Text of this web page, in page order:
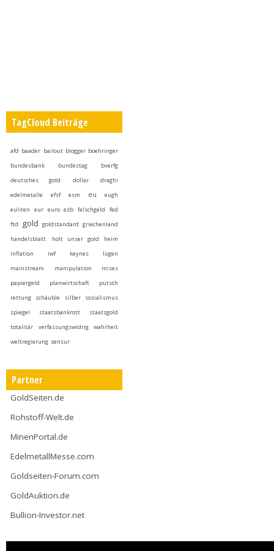
TagCloud Beiträge
afd baader bailout blogger boehringer
bundesbank
bundestag
bverfg
deutsches gold
dollar
draghi
edelmetalle
efsf esm eu
eugh
euliten
eur euro ezb falschgeld
fed
ftd
gold goldstandard griechenland
handelsblatt
holt unser gold heim
inflation
iwf keynes
lügen
mainstream
manipulation
mises
papiergeld
planwirtschaft
putsch
rettung
schäuble silber
sozialismus
spiegel
staatsbankrott
staatsgold
totalitär
verfassungswidrig
wahrheit
weltregierung zensur
Partner
GoldSeiten.de
Rohstoff-Welt.de
MinenPortal.de
EdelmetallMesse.com
Goldseiten-Forum.com
GoldAuktion.de
Bullion-Investor.net